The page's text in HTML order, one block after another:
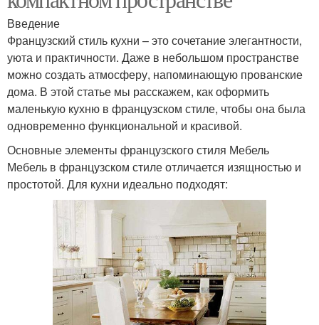
Введение
Французский стиль кухни – это сочетание элегантности,
уюта и практичности. Даже в небольшом пространстве
можно создать атмосферу, напоминающую прованские
дома. В этой статье мы расскажем, как оформить
маленькую кухню в французском стиле, чтобы она была
одновременно функциональной и красивой.
Основные элементы французского стиля Мебель
Мебель в французском стиле отличается изящностью и
простотой. Для кухни идеально подходят: